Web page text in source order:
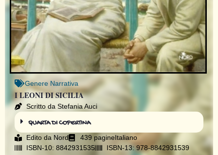
Genere Narrativa
I LEONI DI SICILIA
Scritto da Stefania Auci
QUARTA DI COPERTINA
Edito da Nord 439 pagineItaliano
ISBN-10: 8842931535
ISBN-13: 978-8842931539